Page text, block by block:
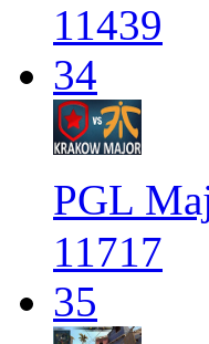
11439
34
PGL
11717
35